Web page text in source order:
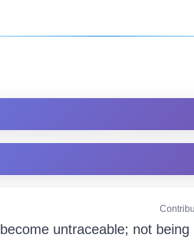
become untraceable; not being